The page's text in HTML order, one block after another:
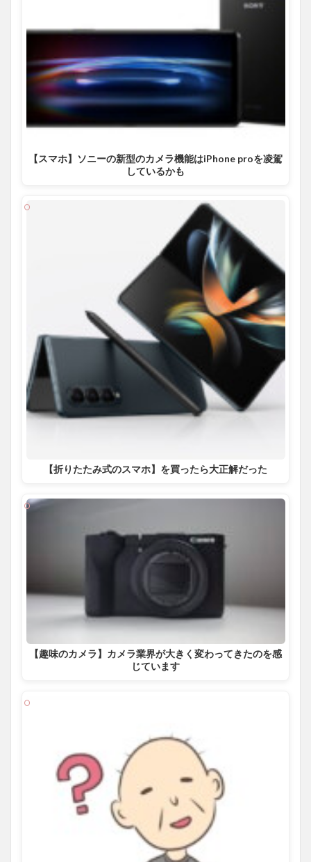
【スマホ】ソニーの新型のカメラ機能はiPhone proを凌駕
しているかも
【折りたたみ式のスマホ】を買ったら大正解だった
【趣味のカメラ】カメラ業界が大きく変わってきたのを感
じています